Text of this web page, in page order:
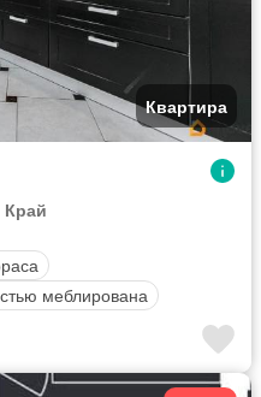
Квартира
меблирована